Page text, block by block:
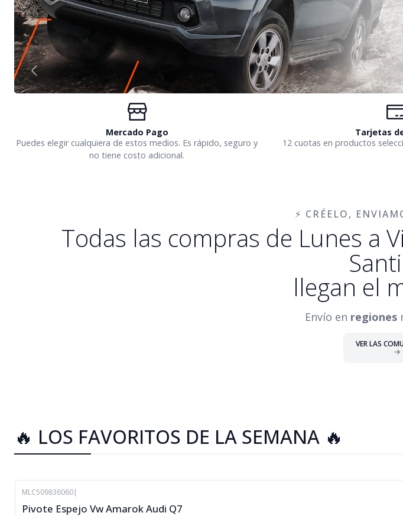
Mercado Pago
Puedes elegir cualquiera de estos medios. Es rápido, seguro y
no tiene costo adicional.
Tarjetas
12 cuotas en productos
⚡ CRÉELO,
Todas las compras de Lunes a
llegan el
Envío en regiones
VER LAS
🔥 LOS FAVORITOS DE LA SEMANA 🔥
-13%
OFF
MLC509836060|
Pivote Espejo Vw Amarok Audi Q7